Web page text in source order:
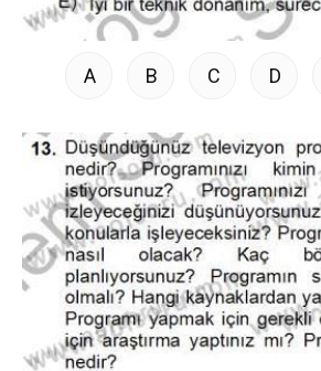
A B C D